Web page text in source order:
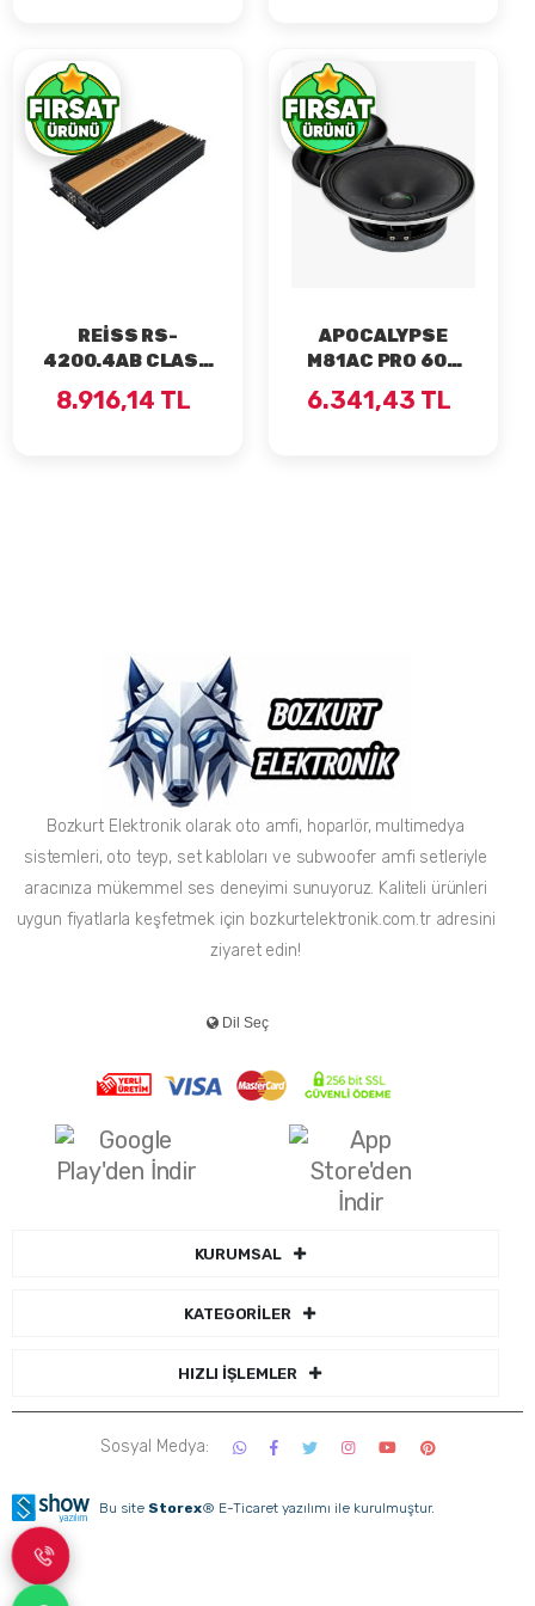
REİSS RS-
4200.4AB CLASS
4X200 RMS ANFİ
8.916,14 TL
APOCALYPSE
M81AC PRO 600
WAAT 300 RMS 20
CM MİDRANGE
6.341,43 TL
Bozkurt Elektronik olarak oto amfi, hoparlör, multimedya
sistemleri, oto teyp, set kabloları ve subwoofer amfi setleriyle
aracınıza mükemmel ses deneyimi sunuyoruz. Kaliteli ürünleri
uygun fiyatlarla keşfetmek için bozkurtelektronik.com.tr adresini
ziyaret edin!
KURUMSAL
KATEGORİLER
HIZLI İŞLEMLER
Bu site Storex® E-Ticaret yazılımı ile kurulmuştur.
Sosyal Medya: